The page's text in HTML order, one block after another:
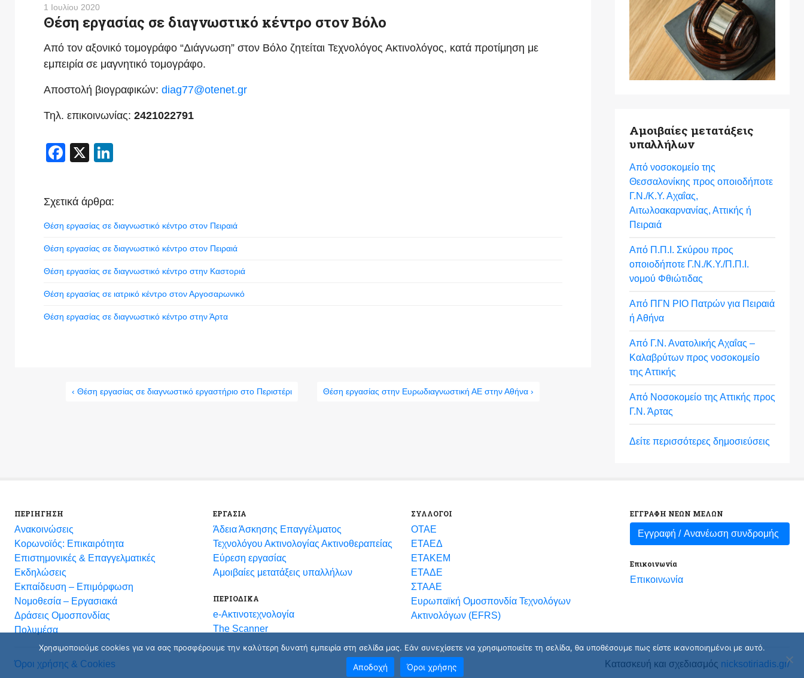
1 Ιουλίου 2020
Θέση εργασίας σε διαγνωστικό κέντρο στον Βόλο
Από τον αξονικό τομογράφο “Διάγνωση” στον Βόλο ζητείται Τεχνολόγος Ακτινολόγος, κατά προτίμηση με
εμπειρία σε μαγνητικό τομογράφο.
Αποστολή βιογραφικών: diag77@otenet.gr
Τηλ. επικοινωνίας: 2421022791
Facebook
X
Σχετικά άρθρα:
Θέση εργασίας σε διαγνωστικό κέντρο στον Πειραιά
Θέση εργασίας σε διαγνωστικό κέντρο στον Πειραιά
Θέση εργασίας σε διαγνωστικό κέντρο στην Καστοριά
Θέση εργασίας σε ιατρικό κέντρο στον Αργοσαρωνικό
Θέση εργασίας σε διαγνωστικό κέντρο στην Άρτα
‹ Θέση εργασίας σε διαγνωστικό εργαστήριο στο Περιστέρι Θέση εργασίας στην Ευρωδιαγνωστική ΑΕ στην Αθήνα ›
Αμοιβαίες μετατάξεις
υπαλλήλων
Από νοσοκομείο της
Θεσσαλονίκης προς οποιοδήποτε
Γ.Ν./Κ.Υ. Αχαΐας,
Αιτωλοακαρνανίας, Αττικής ή
Πειραιά
Από Π.Π.Ι. Σκύρου προς
οποιοδήποτε Γ.Ν./Κ.Υ./Π.Π.Ι.
νομού Φθιώτιδας
Από ΠΓΝ ΡΙΟ Πατρών για Πειραιά
ή Αθήνα
Από Γ.Ν. Ανατολικής Αχαΐας –
Καλαβρύτων προς νοσοκομείο
της Αττικής
Από Νοσοκομείο της Αττικής προς
Γ.Ν. Άρτας
Δείτε περισσότερες δημοσιεύσεις
ΠΕΡΙΗΓΗΣΗ
Ανακοινώσεις
Κορωνοϊός: Επικαιρότητα
Eπιστημονικές & Επαγγελματικές
Eκδηλώσεις
Εκπαίδευση – Επιμόρφωση
Νομοθεσία – Εργασιακά
Δράσεις Ομοσπονδίας
Πολυμέσα
ΕΡΓΑΣΙΑ
Άδεια Άσκησης Επαγγέλματος
Τεχνολόγου Ακτινολογίας Ακτινοθεραπείας
Εύρεση εργασίας
Αμοιβαίες μετατάξεις υπαλλήλων
ΠΕΡΙΟΔΙΚΑ
e-Ακτινοτεχνολογία
The Scanner
ΣΥΛΛΟΓΟΙ
ΟΤΑΕ
ΕΤΑΕΔ
ΕΤΑΚΕΜ
ΕΤΑΔΕ
ΣΤΑΑΕ
Ευρωπαϊκή Ομοσπονδία Τεχνολόγων
Ακτινολόγων (EFRS)
ΕΓΓΡΑΦΗ ΝΕΩΝ ΜΕΛΩΝ
Εγγραφή / Ανανέωση συνδρομής
Επικοινωνία
Επικοινωνία
Όροι χρήσης & Cookies Κατασκευή και σχεδιασμός nicksotiriadis.gr/
Χρησιμοποιούμε cookies για να σας προσφέρουμε την καλύτερη δυνατή εμπειρία στη σελίδα μας. Εάν συνεχίσετε να χρησιμοποιείτε τη σελίδα, θα υποθέσουμε πως είστε ικανοποιημένοι με αυτό.
Αποδοχή Όροι χρήσης